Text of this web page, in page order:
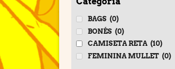
BAGS (0)
BONÉS (0)
CAMISETA RETA (10)
FEMININA MULLET (0)